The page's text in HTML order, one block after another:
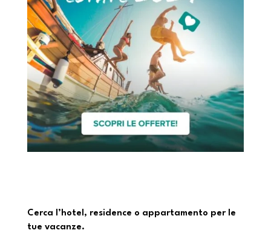
Cerca l’hotel, residence o appartamento per le
tue vacanze.